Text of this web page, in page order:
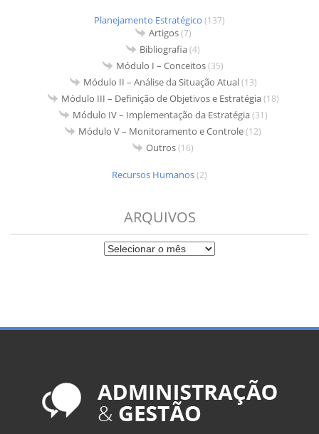
Planejamento Estratégico (137)
Artigos(7)
Bibliografia(4)
Módulo I – Conceitos(35)
Módulo II – Análise da Situação Atual(13)
Módulo III – Definição de Objetivos e Estratégia(18)
Módulo IV – Implementação da Estratégia(31)
Módulo V – Monitoramento e Controle(12)
Outros(16)
Recursos Humanos(2)
ARQUIVOS